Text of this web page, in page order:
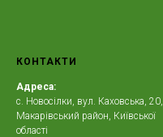
КОНТАКТИ
Адреса:
с. Новосілки, вул. Каховська, 20,
Макарівський район, Київської
області